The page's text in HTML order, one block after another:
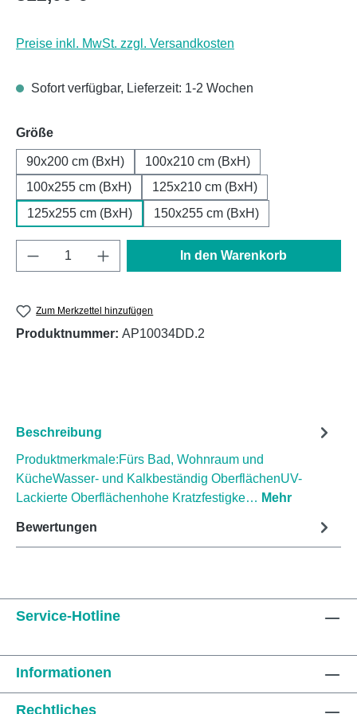
Preise inkl. MwSt. zzgl. Versandkosten
Sofort verfügbar, Lieferzeit: 1-2 Wochen
Größeauswählen
90x200 cm (BxH)
100x210 cm (BxH)
100x255 cm (BxH)
125x210 cm (BxH)
125x255 cm (BxH)
150x255 cm (BxH)
Produkt Anzahl: Gib den gewünschten
In den Warenkorb
Zum Merkzettel hinzufügen
Produktnummer: AP10034DD.2
Beschreibung
Produktmerkmale:Fürs Bad, Wohnraum und
KücheWasser- und Kalkbeständig OberflächenUV-
Lackierte Oberflächenhohe Kratzfestigke… Mehr
Bewertungen
Service-Hotline
Informationen
Rechtliches